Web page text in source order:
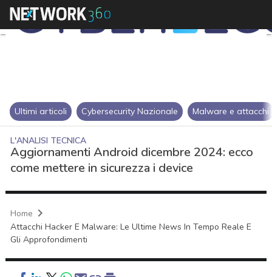
Ultimi articoli Cybersecurity Nazionale Malware e attacchi
L'ANALISI TECNICA
Aggiornamenti Android dicembre 2024: ecco
come mettere in sicurezza i device
Home
Attacchi Hacker E Malware: Le Ultime News In Tempo Reale E
Gli Approfondimenti